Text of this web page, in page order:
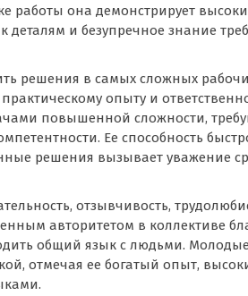
работы она демонстрирует
деталям и безупречное знание
решения в самых сложных
опыту и
повышенной сложности,
Ее способность
решения вызывает уважение
отзывчивость,
авторитетом в коллективе
общий язык с людьми.
отмечая ее богатый опыт,